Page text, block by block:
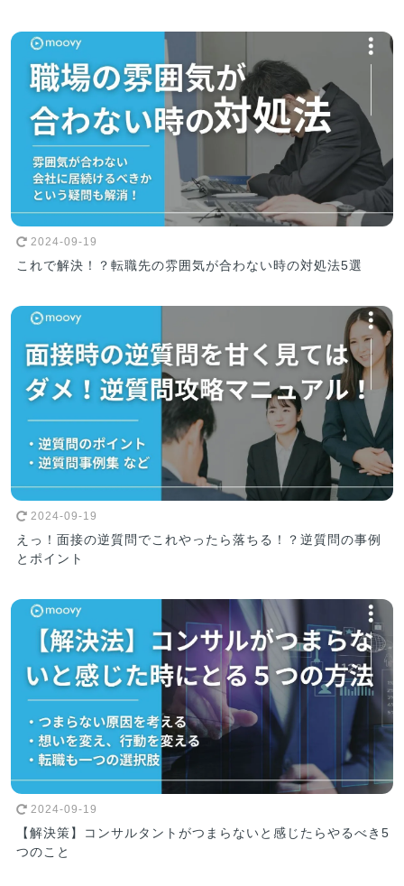
2024-09-19
これで解決！？転職先の雰囲気が合わない時の対処法5選
2024-09-19
えっ！面接の逆質問でこれやったら落ちる！？逆質問の事例
とポイント
2024-09-19
【解決策】コンサルタントがつまらないと感じたらやるべき5
つのこと